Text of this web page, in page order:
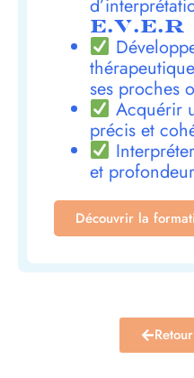
E.V.E.R
ses proches
Acquérir
précis et
et profondeur
Découvrir la